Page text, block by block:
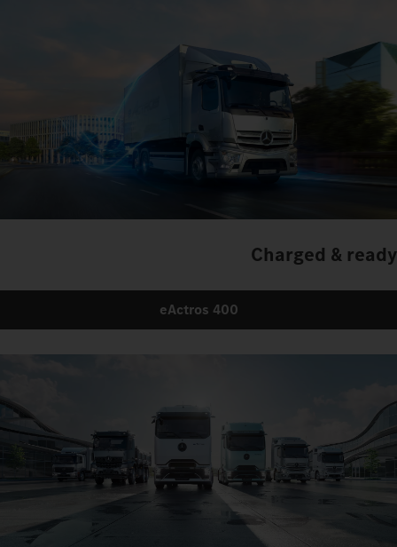
Charged to change
eActros 600
Charged & ready